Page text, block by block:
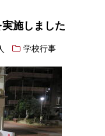
施しました
学校行事